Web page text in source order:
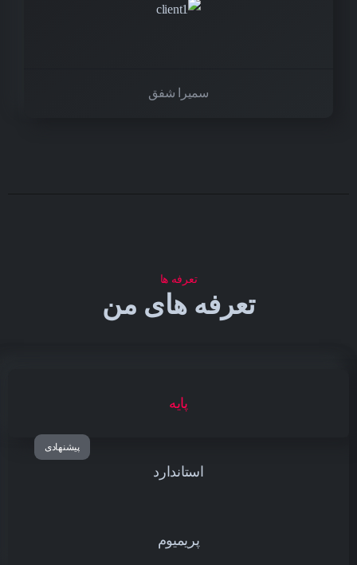
سمیرا شفق
تعرفه ها
تعرفه های من
پایه
استاندارد
پریمیوم